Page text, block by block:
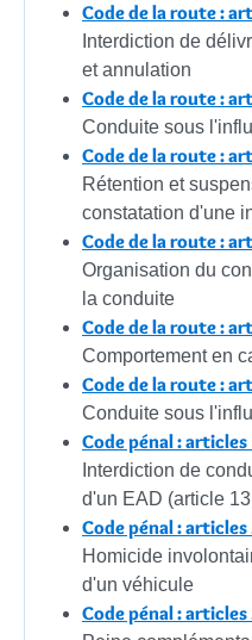
Code de la route :
Interdiction de
et annulation
Code de la route :
Conduite sous
Code de la route :
Rétention et
constatation d'une
Code de la route :
Organisation du
la conduite
Code de la route :
Comportement en
Code de la route :
Conduite sous
Code pénal :
Interdiction de
d'un EAD (article
Code pénal :
Homicide
d'un véhicule
Code pénal :